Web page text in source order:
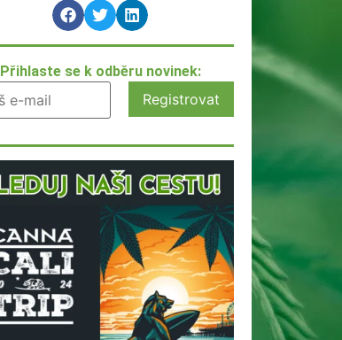
Přihlaste se k odběru novinek: